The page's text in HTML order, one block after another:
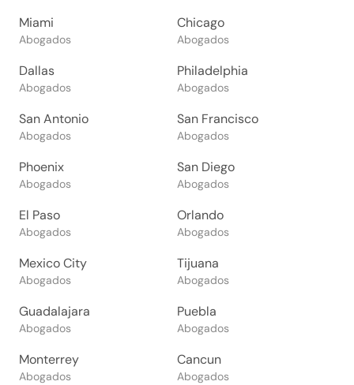
Miami
Abogados
Chicago
Abogados
Dallas
Abogados
Philadelphia
Abogados
San Antonio
Abogados
San Francisco
Abogados
Phoenix
Abogados
San Diego
Abogados
El Paso
Abogados
Orlando
Abogados
Mexico City
Abogados
Tijuana
Abogados
Guadalajara
Abogados
Puebla
Abogados
Monterrey
Abogados
Cancun
Abogados